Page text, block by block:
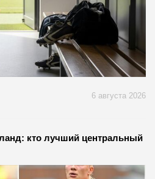
6 августа 2026
кто лучший центральный